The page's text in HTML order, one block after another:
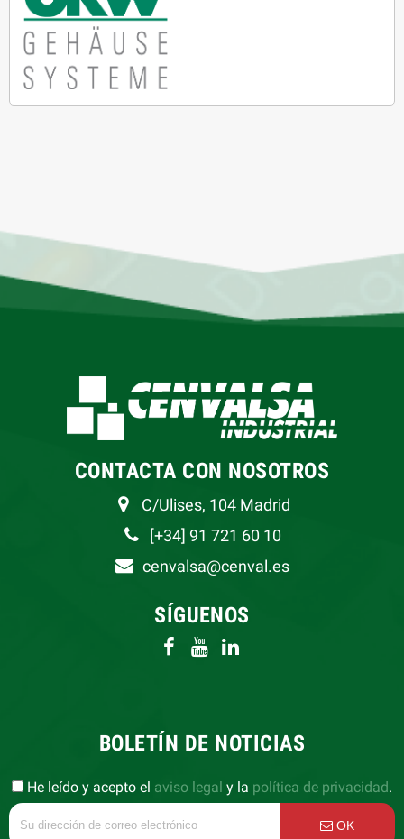
CONTACTA CON NOSOTROS
C/Ulises, 104 Madrid
[+34] 91 721 60 10
cenvalsa@cenval.es
SÍGUENOS
BOLETÍN DE NOTICIAS
He leído y acepto el aviso legal y la política de privacidad.
OK